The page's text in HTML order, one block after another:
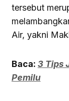
tersebut
Air, yakni
Baca: 3 Tips
Pemilu